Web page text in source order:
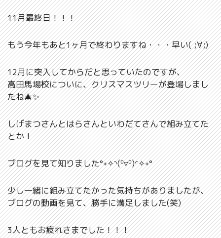
11月最終日！！！
もう今年もあと1ヶ月で終わりますね・・・早い( ;∀;)
12月に突入してからだと思っていたのですが、
高田馬場校についに、クリスマスツリーが登場しまし
たね🎄✨
しげまつさんとはらさんといわだてさんで組み立てた
とか！
ブログを見て知りました°˖✧◝(⁰▿⁰)◜✧˖°
少し一緒に組み立てたかった気持ちがありましたが、
ブログの動画を見て、勝手に満足しました(笑)
3人ともお疲れさまでした！！！